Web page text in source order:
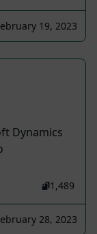
19, 2023
Dynamics
1,489
28, 2023